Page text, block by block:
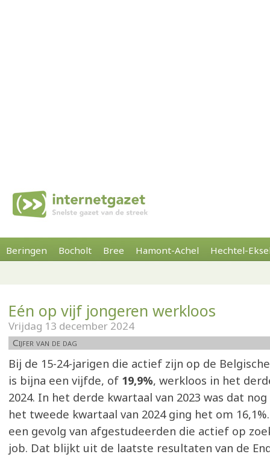
Beringen Bocholt Bree Hamont-Achel Hechtel-
Eén op vijf jongeren werkloos
Vrijdag 13 december 2024
Cijfer van de dag
Bij de 15-24-jarigen die actief zijn op de
is bijna een vijfde, of 19,9%, werkloos in het
2024. In het derde kwartaal van 2023 was dat nog
het tweede kwartaal van 2024 ging het om
een gevolg van afgestudeerden die actief op
job. Dat blijkt uit de laatste resultaten van de